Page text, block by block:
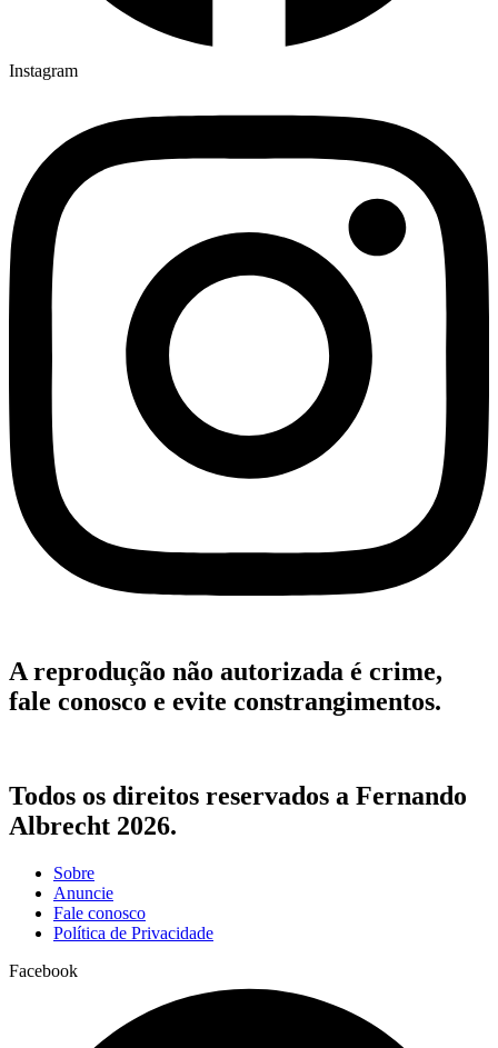
Instagram
A reprodução não autorizada é crime,
fale conosco e evite constrangimentos.
Todos os direitos reservados a Fernando
Albrecht 2026.
Sobre
Anuncie
Fale conosco
Política de Privacidade
Facebook